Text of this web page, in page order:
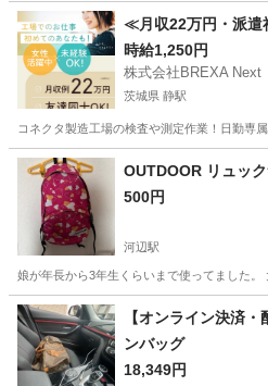
東京 北区 十条駅 靴 ゴム
≪月収22万円・派遣
時給1,250円
株式会社BREXA Next
茨城県 静駅
コネクタ製造工場の検査や測定作業！日勤
茨城 常陸大宮市 その他
OUTDOOR リュッ
500円
河辺駅
娘が年長から3年生くらいまで使ってました
東京 青梅市 河辺駅 バッグ
【オンライン決済
ンバッグ
18,349円